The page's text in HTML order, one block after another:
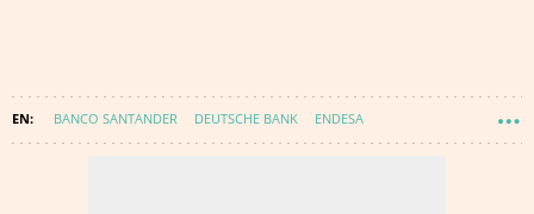
BANCO SANTANDER DEUTSCHE BANK ENDESA